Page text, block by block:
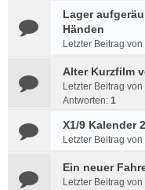
Lager
Händen
Letzter Beitrag von
Alter Kurzfilm
Letzter Beitrag von
Antworten: 1
X1/9 Kalender
Letzter Beitrag von
Ein neuer
Letzter Beitrag von